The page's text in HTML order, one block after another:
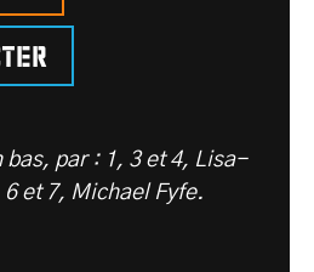
bas, par : 1, 3 et 4, Lisa-
et 7, Michael Fyfe.